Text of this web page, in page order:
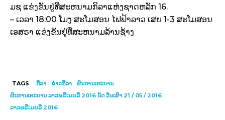
ມຊ ແຂ່ງຂັນຢູ່ທີ່ສະຫນາມກິລາແຫ່ງຊາດຫລັກ 16.
– ເວລາ 18:00 ໂມງ ສະໂມສອນ ໄຟຟ້າລາວ ເສຍ 1-3 ສະໂມສອນ
ເອສຣາ ແຂ່ງຂັນຢູ່ທີ່ສະຫນາມລ້ານຊ້າງ
TAGS ກີລາ ຂ່າວກີລາ
ຜົນການເຕະບານ
ຜົນການເຕະບານ ລາວພຣີເມຍລີ 2016 ນັດ ວັນເສົາ 21 / 05 / 2016
ລາວພຣີເມຍລີ 2016